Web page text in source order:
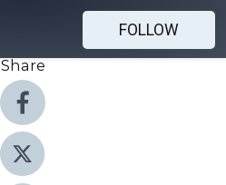
FOLLOW
Share